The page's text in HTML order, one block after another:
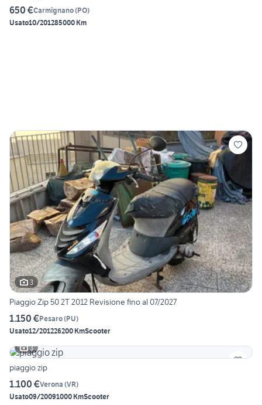
650 €Carmignano(PO)
Usato10/201285000 Km
3
Piaggio Zip 50 2T 2012 Revisione fino al 07/2027
1.150 €Pesaro(PU)
Usato12/201226200 KmScooter
3
piaggio zip
1.100 €Verona (VR)
Usato09/20091000 KmScooter